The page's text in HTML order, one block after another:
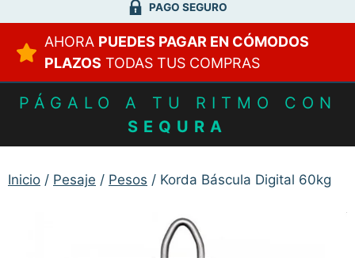
PAGO SEGURO
AHORA PUEDES PAGAR EN CÓMODOS
PLAZOS TODAS TUS COMPRAS
PÁGALO A TU RITMO CON
SEQURA
Inicio / Pesaje / Pesos / Korda Báscula Digital 60kg